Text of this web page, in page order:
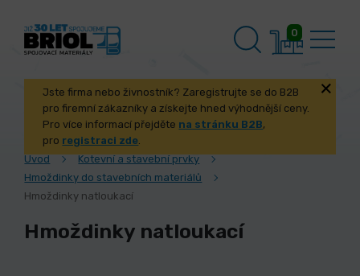
0
Jste firma nebo živnostník? Zaregistrujte se do B2B
pro firemní zákazníky a získejte hned výhodnější ceny.
Pro více informací přejděte na stránku B2B,
pro registraci zde.
Úvod
Kotevní a stavební prvky
Hmoždinky do stavebních materiálů
Hmoždinky natloukací
Hmoždinky natloukací